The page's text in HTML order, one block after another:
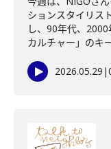
ションスタイリス
し、90年代、
カルチャー」のキ
2026.05.29 |